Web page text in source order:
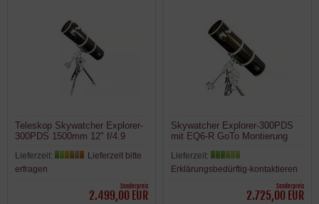
Teleskop Skywatcher Explorer-
300PDS 1500mm 12" f/4.9
Montierung
Lieferzeit:
Lieferzeit bitte
erfragen
Sonderpreis
2.499,00 EUR
Skywatcher Explorer-300PDS
mit EQ6-R GoTo Montierung
Lieferzeit:
Erklärungsbedürftig-kontaktieren
Sonderpreis
2.725,00 EUR